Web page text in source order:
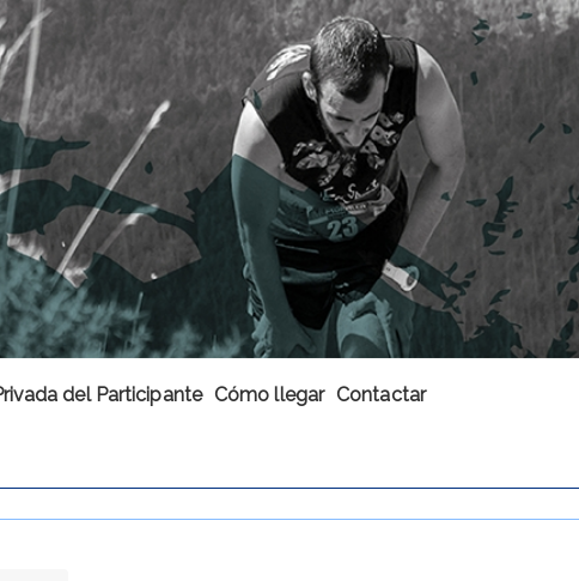
del Participante Cómo llegar Contactar